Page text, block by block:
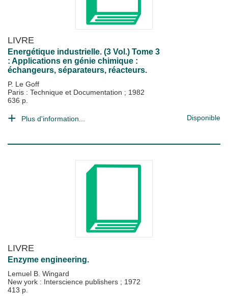
LIVRE
Energétique industrielle. (3 Vol.) Tome 3
: Applications en génie chimique :
échangeurs, séparateurs, réacteurs.
P. Le Goff
Paris : Technique et Documentation ; 1982
636 p.
Plus d'information... Disponible
LIVRE
Enzyme engineering.
Lemuel B. Wingard
New york : Interscience publishers ; 1972
413 p.